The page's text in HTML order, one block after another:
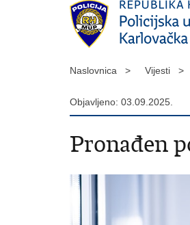
Naslovnica > Vijesti >
Objavljeno: 03.09.2025.
​Pronađen